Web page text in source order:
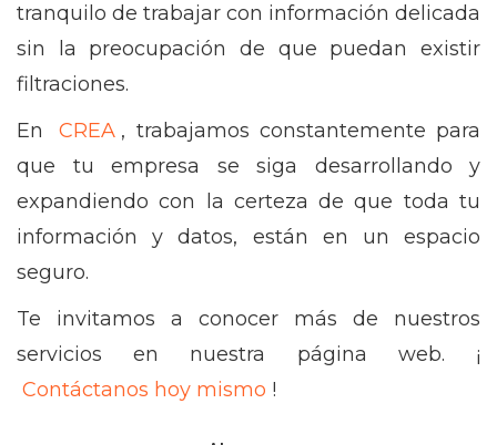
tranquilo de trabajar con información delicada
sin la preocupación de que puedan existir
filtraciones.
En
CREA , trabajamos constantemente para
que tu empresa se siga desarrollando y
expandiendo con la certeza de que toda tu
información y datos, están en un espacio
seguro.
Te invitamos a conocer más de nuestros
servicios en nuestra página web. ¡
Contáctanos hoy mismo !